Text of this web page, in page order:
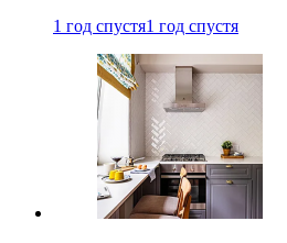
1 год спустя1 год спустя